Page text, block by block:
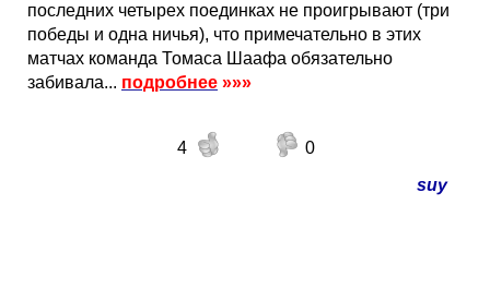
последних четырех поединках не проигрывают (три
победы и одна ничья), что примечательно в этих
матчах команда Томаса Шаафа обязательно
забивала... подробнее »»»
4
0
suy